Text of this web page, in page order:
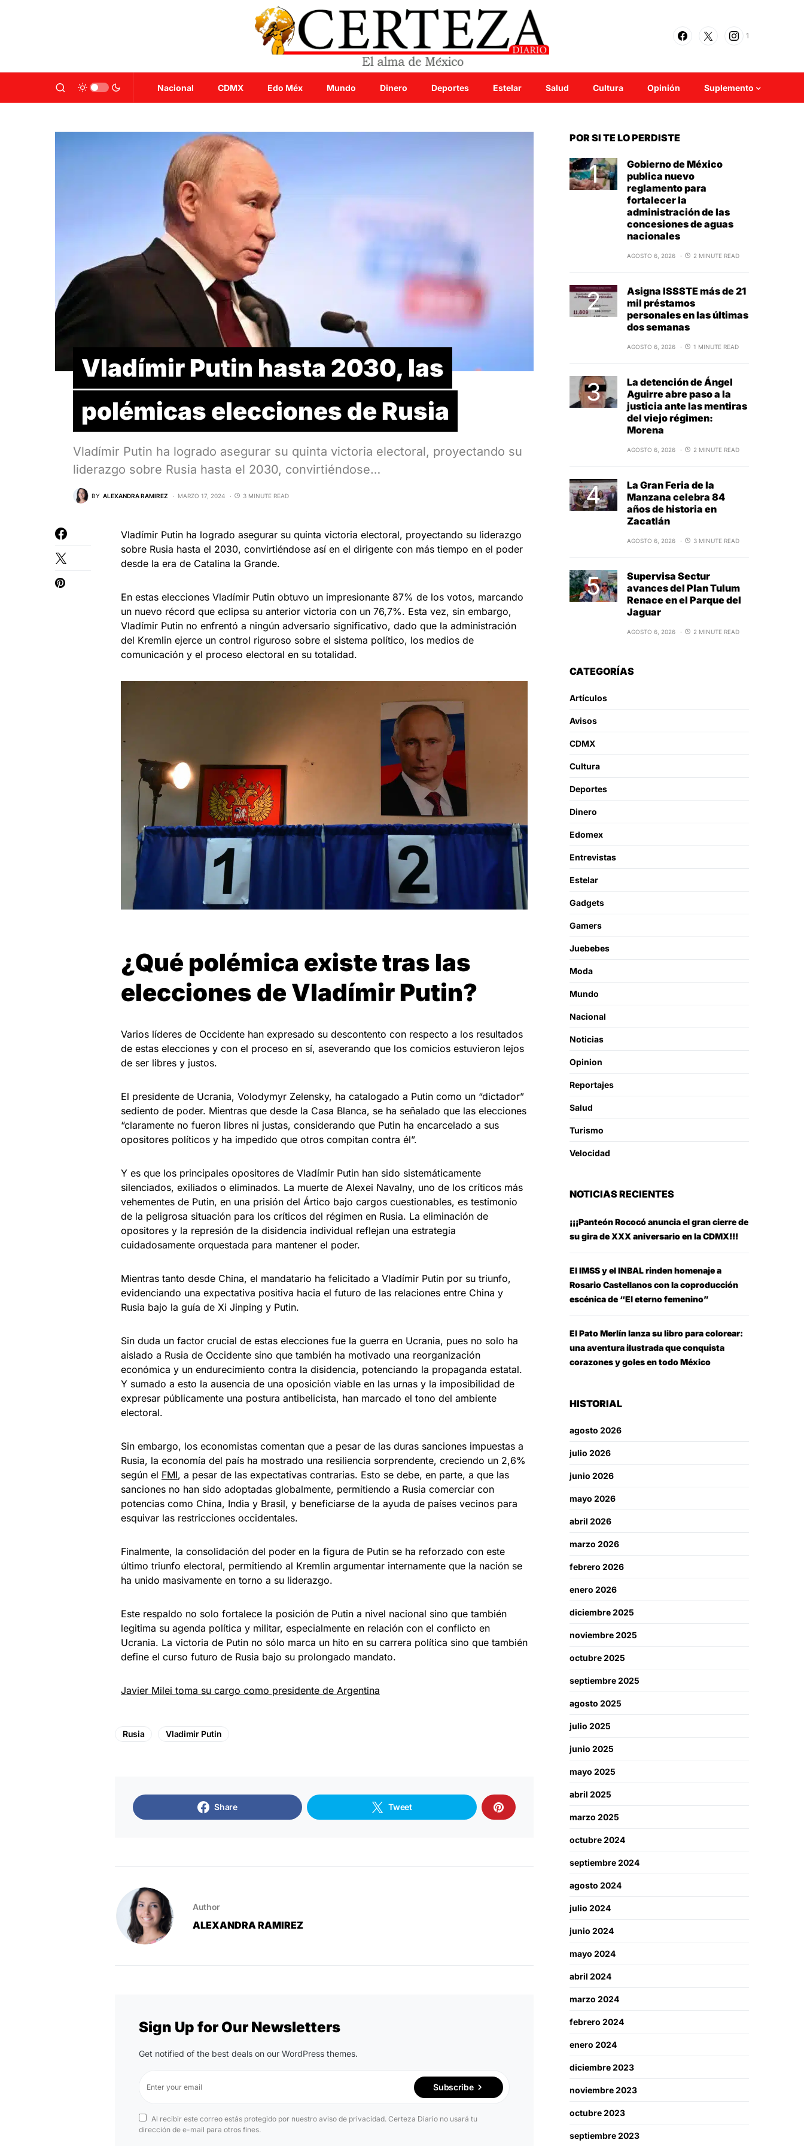
1
Nacional CDMX Edo Méx Mundo Dinero Deportes Estelar Salud Cultura Opinión Suplemento
Vladímir Putin hasta 2030, las
polémicas elecciones de Rusia
Vladímir Putin ha logrado asegurar su quinta victoria electoral, proyectando su
liderazgo sobre Rusia hasta el 2030, convirtiéndose…
BY ALEXANDRA RAMIREZ MARZO 17, 2024 3 MINUTE READ
Vladímir Putin ha logrado asegurar su quinta victoria electoral, proyectando su liderazgo
sobre Rusia hasta el 2030, convirtiéndose así en el dirigente con más tiempo en el poder
desde la era de Catalina la Grande.
En estas elecciones Vladímir Putin obtuvo un impresionante 87% de los votos, marcando
un nuevo récord que eclipsa su anterior victoria con un 76,7%. Esta vez, sin embargo,
Vladímir Putin no enfrentó a ningún adversario significativo, dado que la administración
del Kremlin ejerce un control riguroso sobre el sistema político, los medios de
comunicación y el proceso electoral en su totalidad.
¿Qué polémica existe tras las
elecciones de Vladímir Putin?
Varios líderes de Occidente han expresado su descontento con respecto a los resultados
de estas elecciones y con el proceso en sí, aseverando que los comicios estuvieron lejos
de ser libres y justos.
El presidente de Ucrania, Volodymyr Zelensky, ha catalogado a Putin como un “dictador”
sediento de poder. Mientras que desde la Casa Blanca, se ha señalado que las elecciones
“claramente no fueron libres ni justas, considerando que Putin ha encarcelado a sus
opositores políticos y ha impedido que otros compitan contra él”.
Y es que los principales opositores de Vladímir Putin han sido sistemáticamente
silenciados, exiliados o eliminados. La muerte de Alexei Navalny, uno de los críticos más
vehementes de Putin, en una prisión del Ártico bajo cargos cuestionables, es testimonio
de la peligrosa situación para los críticos del régimen en Rusia. La eliminación de
opositores y la represión de la disidencia individual reflejan una estrategia
cuidadosamente orquestada para mantener el poder.
Mientras tanto desde China, el mandatario ha felicitado a Vladímir Putin por su triunfo,
evidenciando una expectativa positiva hacia el futuro de las relaciones entre China y
Rusia bajo la guía de Xi Jinping y Putin.
Sin duda un factor crucial de estas elecciones fue la guerra en Ucrania, pues no solo ha
aislado a Rusia de Occidente sino que también ha motivado una reorganización
económica y un endurecimiento contra la disidencia, potenciando la propaganda estatal.
Y sumado a esto la ausencia de una oposición viable en las urnas y la imposibilidad de
expresar públicamente una postura antibelicista, han marcado el tono del ambiente
electoral.
Sin embargo, los economistas comentan que a pesar de las duras sanciones impuestas a
Rusia, la economía del país ha mostrado una resiliencia sorprendente, creciendo un 2,6%
según el FMI, a pesar de las expectativas contrarias. Esto se debe, en parte, a que las
sanciones no han sido adoptadas globalmente, permitiendo a Rusia comerciar con
potencias como China, India y Brasil, y beneficiarse de la ayuda de países vecinos para
esquivar las restricciones occidentales.
Finalmente, la consolidación del poder en la figura de Putin se ha reforzado con este
último triunfo electoral, permitiendo al Kremlin argumentar internamente que la nación se
ha unido masivamente en torno a su liderazgo.
Este respaldo no solo fortalece la posición de Putin a nivel nacional sino que también
legitima su agenda política y militar, especialmente en relación con el conflicto en
Ucrania. La victoria de Putin no sólo marca un hito en su carrera política sino que también
define el curso futuro de Rusia bajo su prolongado mandato.
Javier Milei toma su cargo como presidente de Argentina
Rusia Vladimir Putin
Share Tweet
Author
ALEXANDRA RAMIREZ
Sign Up for Our Newsletters
Get notified of the best deals on our WordPress themes.
Subscribe
Al recibir este correo estás protegido por nuestro aviso de privacidad. Certeza Diario no usará tu
dirección de e-mail para otros fines.
POR SI TE LO PERDISTE
Gobierno de México
publica nuevo
reglamento para
fortalecer la
administración de las
concesiones de aguas
nacionales
AGOSTO 6, 2026 2 MINUTE READ
Asigna ISSSTE más de 21
mil préstamos
personales en las últimas
dos semanas
AGOSTO 6, 2026 1 MINUTE READ
La detención de Ángel
Aguirre abre paso a la
justicia ante las mentiras
del viejo régimen:
Morena
AGOSTO 6, 2026 2 MINUTE READ
La Gran Feria de la
Manzana celebra 84
años de historia en
Zacatlán
AGOSTO 6, 2026 3 MINUTE READ
Supervisa Sectur
avances del Plan Tulum
Renace en el Parque del
Jaguar
AGOSTO 6, 2026 2 MINUTE READ
CATEGORÍAS
Artículos
Avisos
CDMX
Cultura
Deportes
Dinero
Edomex
Entrevistas
Estelar
Gadgets
Gamers
Juebebes
Moda
Mundo
Nacional
Noticias
Opinion
Reportajes
Salud
Turismo
Velocidad
NOTICIAS RECIENTES
¡¡¡Panteón Rococó anuncia el gran cierre de
su gira de XXX aniversario en la CDMX!!!
El IMSS y el INBAL rinden homenaje a
Rosario Castellanos con la coproducción
escénica de “El eterno femenino”
El Pato Merlín lanza su libro para colorear:
una aventura ilustrada que conquista
corazones y goles en todo México
HISTORIAL
agosto 2026
julio 2026
junio 2026
mayo 2026
abril 2026
marzo 2026
febrero 2026
enero 2026
diciembre 2025
noviembre 2025
octubre 2025
septiembre 2025
agosto 2025
julio 2025
junio 2025
mayo 2025
abril 2025
marzo 2025
octubre 2024
septiembre 2024
agosto 2024
julio 2024
junio 2024
mayo 2024
abril 2024
marzo 2024
febrero 2024
enero 2024
diciembre 2023
noviembre 2023
octubre 2023
septiembre 2023